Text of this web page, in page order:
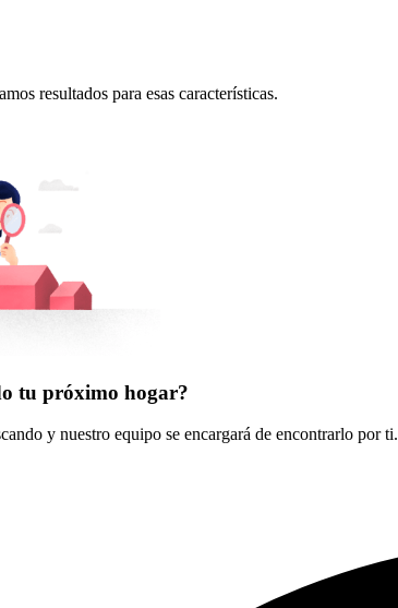
resultados para esas características.
tu próximo hogar?
y nuestro equipo se encargará de encontrarlo por ti.